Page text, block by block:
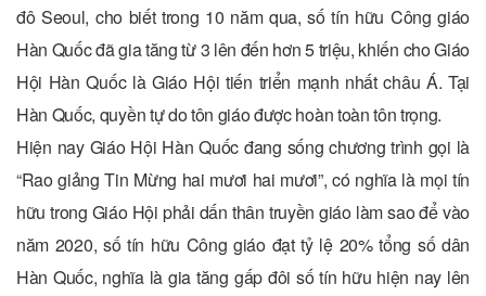
đô Seoul, cho biết trong 10 năm qua, số tín hữu Công giáo
Hàn Quốc đã gia tăng từ 3 lên đến hơn 5 triệu, khiến cho Giáo
Hội Hàn Quốc là Giáo Hội tiến triển mạnh nhất châu Á. Tại
Hàn Quốc, quyền tự do tôn giáo được hoàn toàn tôn trọng.
Hiện nay Giáo Hội Hàn Quốc đang sống chương trình gọi là
“Rao giảng Tin Mừng hai mươi hai mươi”, có nghĩa là mọi tín
hữu trong Giáo Hội phải dấn thân truyền giáo làm sao để vào
năm 2020, số tín hữu Công giáo đạt tỷ lệ 20% tổng số dân
Hàn Quốc, nghĩa là gia tăng gấp đôi số tín hữu hiện nay lên